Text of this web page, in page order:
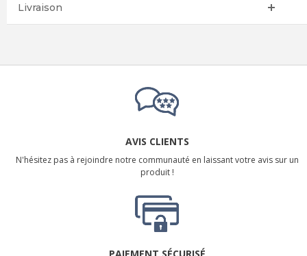
Livraison
AVIS CLIENTS
N'hésitez pas à rejoindre notre communauté en laissant votre avis sur un
produit !